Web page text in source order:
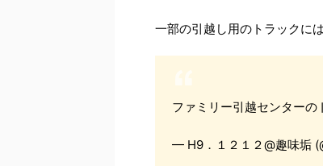
一部の引越し用のトラックには
ファミリー引越センターの
— H9．１２１２@趣味垢